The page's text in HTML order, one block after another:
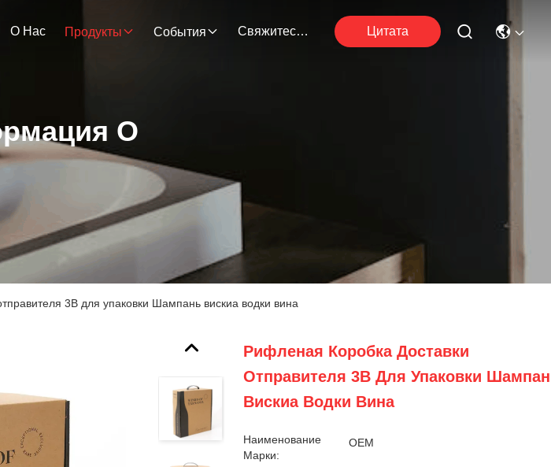
О Нас Продукты События Свяжитесь С Нами Цитата
О
3B для упаковки Шампань вискиа водки вина
Рифленая Коробка Доставки
Отправителя 3B Для Упаковки
Вискиа Водки Вина
Наименование
Марки:
OEM